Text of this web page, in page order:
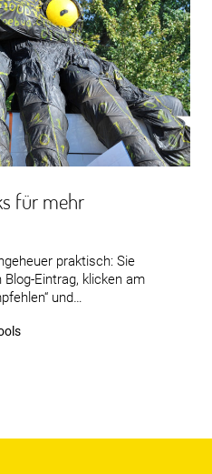
für mehr
praktisch: Sie
Eintrag, klicken am
und…